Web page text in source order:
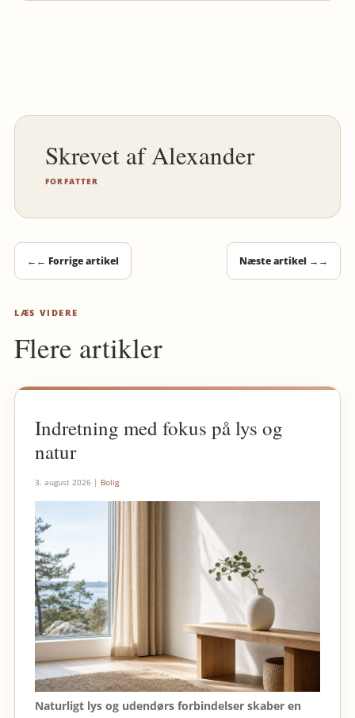
Alexander
FORFATTER
← ← Forrige artikel Næste artikel → →
LÆS VIDERE
Flere artikler
Indretning med fokus på lys og
natur
3. august 2026 | Bolig
Naturligt lys og udendørs forbindelser skaber en